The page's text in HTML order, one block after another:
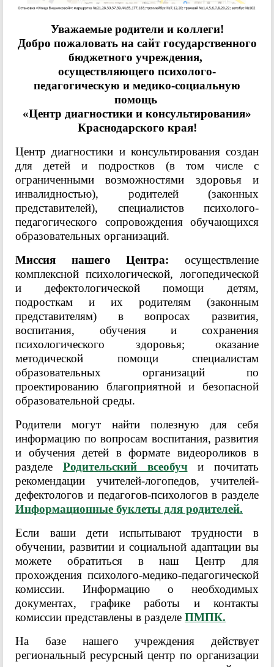
Уважаемые родители и коллеги!
Добро пожаловать на сайт государственного
бюджетного учреждения,
осуществляющего психолого-
педагогическую и медико-социальную
помощь
«Центр диагностики и консультирования»
Краснодарского края!
Центр диагностики и консультирования создан
для детей и подростков (в том числе с
ограниченными возможностями здоровья и
инвалидностью), родителей (законных
представителей), специалистов психолого-
педагогического сопровождения обучающихся
образовательных организаций.
Миссия нашего Центра: осуществление
комплексной психологической, логопедической
и дефектологической помощи детям,
подросткам и их родителям (законным
представителям) в вопросах развития,
воспитания, обучения и сохранения
психологического здоровья; оказание
методической помощи специалистам
образовательных организаций по
проектированию благоприятной и безопасной
образовательной среды.
Родители могут найти полезную для себя
информацию по вопросам воспитания, развития
и обучения детей в формате видеороликов в
разделе Родительский всеобучи почитать
рекомендации учителей-логопедов, учителей-
дефектологов и педагогов-психологов в разделе
Информационные буклеты для родителей.
Если ваши дети испытывают трудности в
обучении, развитии и социальной адаптации вы
можете обратиться в наш Центр для
прохождения психолого-медико-педагогической
комиссии. Информацию о необходимых
документах, графике работы и контакты
комиссии представлены в разделе ПМПК.
На базе нашего учреждения действует
региональный ресурсный центр по организации